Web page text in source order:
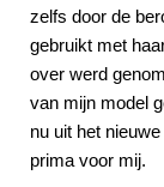
zelfs door de
gebruikt met
over werd
van mijn model
nu uit het
prima voor mij.